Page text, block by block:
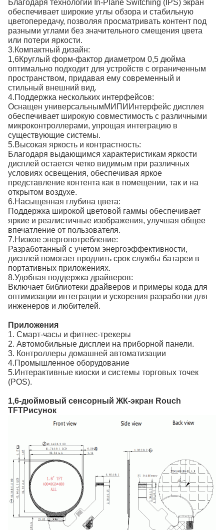
Благодаря технологии In-Plane Switching (IPS) экран
обеспечивает широкие углы обзора и стабильную
цветопередачу, позволяя просматривать контент под
разными углами без значительного смещения цвета
или потери яркости.
3.Компактный дизайн:
1,6Круглый форм-фактор диаметром 0,5 дюйма
оптимально подходит для устройств с ограниченным
пространством, придавая ему современный и
стильный внешний вид.
4.Поддержка нескольких интерфейсов:
Оснащен универсальнымМИПИ Интерфейс дисплея
обеспечивает широкую совместимость с различными
микроконтроллерами, упрощая интеграцию в
существующие системы.
5.Высокая яркость и контрастность:
Благодаря выдающимся характеристикам яркости
дисплей остается четко видимым при различных
условиях освещения, обеспечивая яркое
представление контента как в помещении, так и на
открытом воздухе.
6.Насыщенная глубина цвета:
Поддержка широкой цветовой гаммы обеспечивает
яркие и реалистичные изображения, улучшая общее
впечатление от пользователя.
7.Низкое энергопотребление:
Разработанный с учетом энергоэффективности,
дисплей помогает продлить срок службы батареи в
портативных приложениях.
8.Удобная поддержка драйверов:
Включает библиотеки драйверов и примеры кода для
оптимизации интеграции и ускорения разработки для
инженеров и любителей.
Приложения
1. Смарт-часы и фитнес-трекеры
2. Автомобильные дисплеи на приборной панели.
3. Контроллеры домашней автоматизации
4.Промышленное оборудование
5.Интерактивные киоски и системы торговых точек
(POS).
1,6-дюймовый сенсорный ЖК-экран Rouch
TFTРисунок